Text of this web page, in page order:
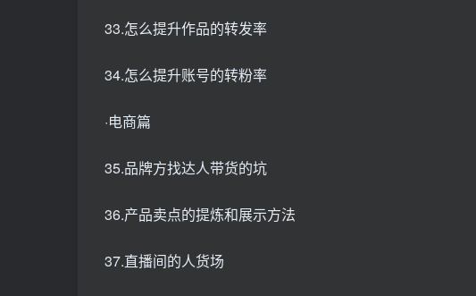
33.怎么提升作品的转发率
34.怎么提升账号的转粉率
·电商篇
35.品牌方找达人带货的坑
36.产品卖点的提炼和展示方法
37.直播间的人货场